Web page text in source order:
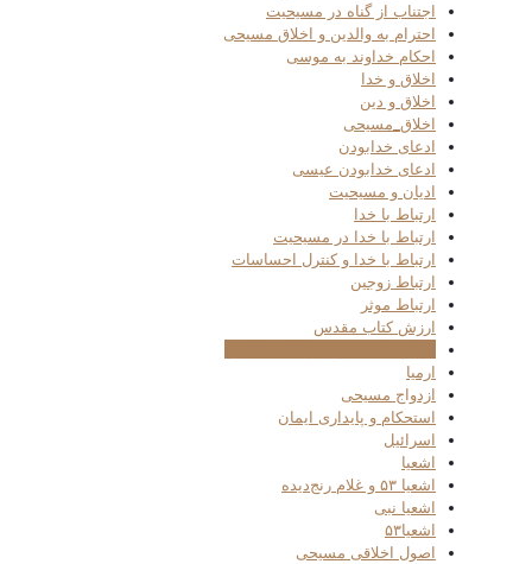
اجتناب از گناه در مسیحیت
احترام به والدین و اخلاق مسیحی
احکام خداوند به موسی
اخلاق و خدا
اخلاق و دین
اخلاق_مسیحی
ادعای خدابودن
ادعای خدابودن عیسی
ادیان و مسیحیت
ارتباط با خدا
ارتباط با خدا در مسیحیت
ارتباط با خدا و کنترل احساسات
ارتباط زوجین
ارتباط موثر
ارزش کتاب مقدس
ارمیا
ازدواج مسیحی
استحکام و پایداری ایمان
اسرائیل
اشعیا
اشعیا ۵۳ و غلام رنج‌دیده
اشعیا نبی
اشعیا۵۳
اصول اخلاقی مسیحی